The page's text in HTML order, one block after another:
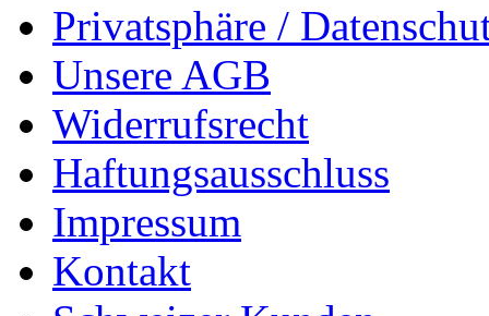
Privatsphäre /
Unsere AGB
Widerrufsrecht
Haftungsausschluss
Impressum
Kontakt